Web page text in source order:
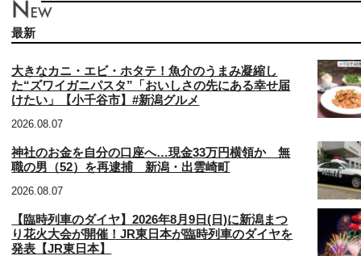
最新
大きなカニ・エビ・ホタテ！魚介のうまみ凝縮し
た“ズワイガニパスタ”「おいしさの先にある幸せ届
けたい」【小千谷市】#新潟グルメ
2026.08.07
神社のお金を自分の口座へ…現金33万円横領か 無
職の男（52）を再逮捕 新潟・出雲崎町
2026.08.07
【臨時列車のダイヤ】2026年8月9日(日)に新潟まつ
り花火大会が開催！JR東日本が臨時列車のダイヤを
発表【JR東日本】